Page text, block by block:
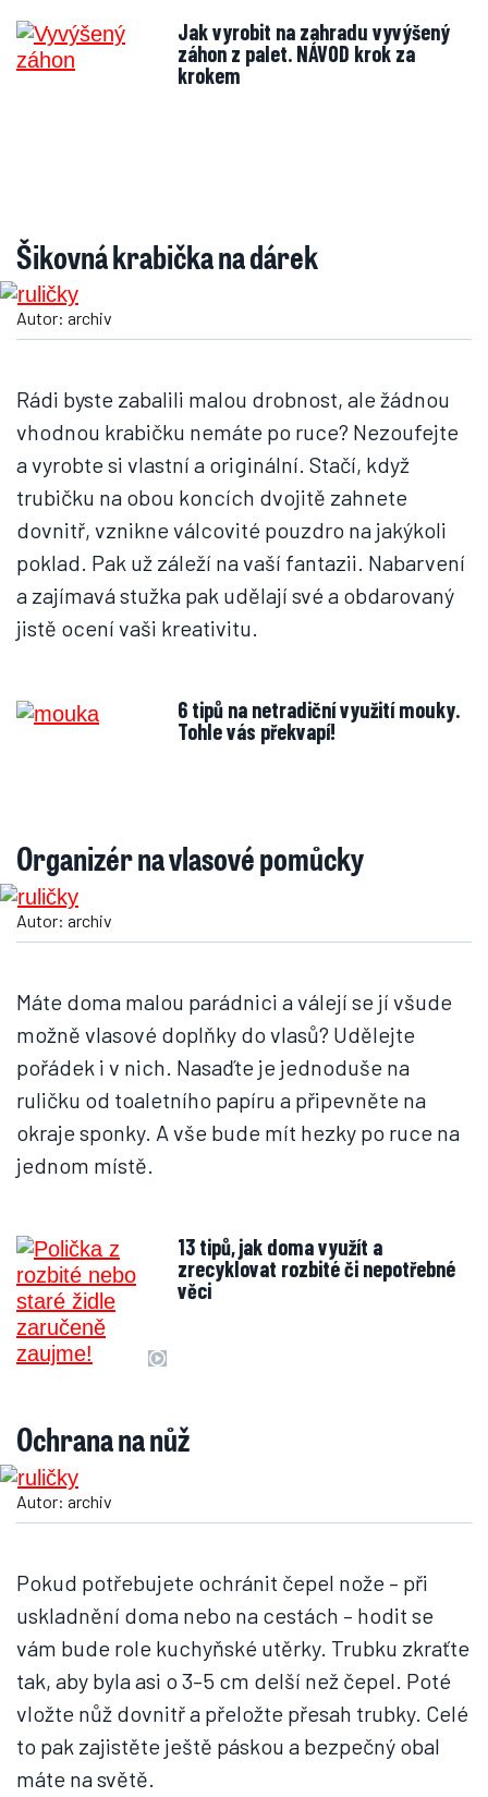
Jak vyrobit na zahradu vyvýšený
záhon z palet. NÁVOD krok za
krokem
Šikovná krabička na dárek
Autor: archiv
Rádi byste zabalili malou drobnost, ale žádnou
vhodnou krabičku nemáte po ruce? Nezoufejte
a vyrobte si vlastní a originální. Stačí, když
trubičku na obou koncích dvojitě zahnete
dovnitř, vznikne válcovité pouzdro na jakýkoli
poklad. Pak už záleží na vaší fantazii. Nabarvení
a zajímavá stužka pak udělají své a obdarovaný
jistě ocení vaši kreativitu.
6 tipů na netradiční využití mouky.
Tohle vás překvapí!
Organizér na vlasové pomůcky
Autor: archiv
Máte doma malou parádnici a válejí se jí všude
možně vlasové doplňky do vlasů? Udělejte
pořádek i v nich. Nasaďte je jednoduše na
ruličku od toaletního papíru a připevněte na
okraje sponky. A vše bude mít hezky po ruce na
jednom místě.
13 tipů, jak doma využít a
zrecyklovat rozbité či nepotřebné
věci
Ochrana na nůž
Autor: archiv
Pokud potřebujete ochránit čepel nože – při
uskladnění doma nebo na cestách – hodit se
vám bude role kuchyňské utěrky. Trubku zkraťte
tak, aby byla asi o 3–5 cm delší než čepel. Poté
vložte nůž dovnitř a přeložte přesah trubky. Celé
to pak zajistěte ještě páskou a bezpečný obal
máte na světě.